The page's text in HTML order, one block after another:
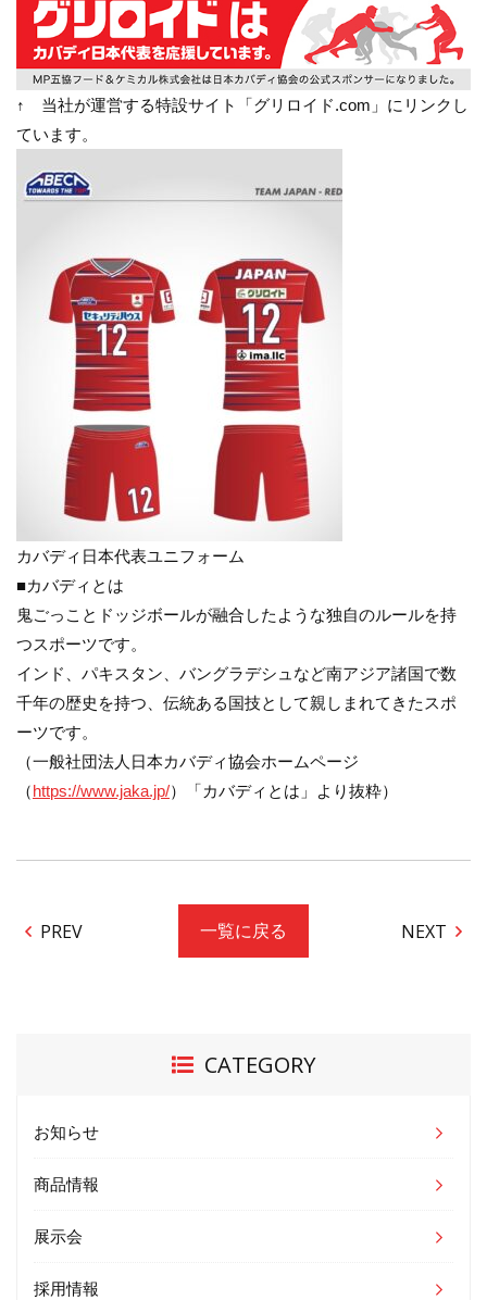
↑ 当社が運営する特設サイト「グリロイド.com」にリンクし
ています。
カバディ日本代表ユニフォーム
■カバディとは
鬼ごっことドッジボールが融合したような独自のルールを持
つスポーツです。
インド、パキスタン、バングラデシュなど南アジア諸国で数
千年の歴史を持つ、伝統ある国技として親しまれてきたスポ
ーツです。
（一般社団法人日本カバディ協会ホームページ
（https://www.jaka.jp/）「カバディとは」より抜粋）
PREV 一覧に戻る NEXT
CATEGORY
お知らせ
商品情報
展示会
採用情報